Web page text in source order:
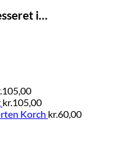
i…
105,00
kr.105,00
Korch kr.60,00